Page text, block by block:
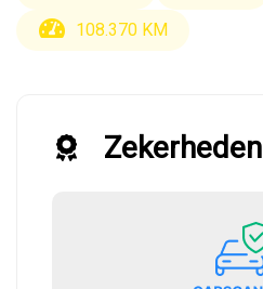
108.370 KM
Zekerheden